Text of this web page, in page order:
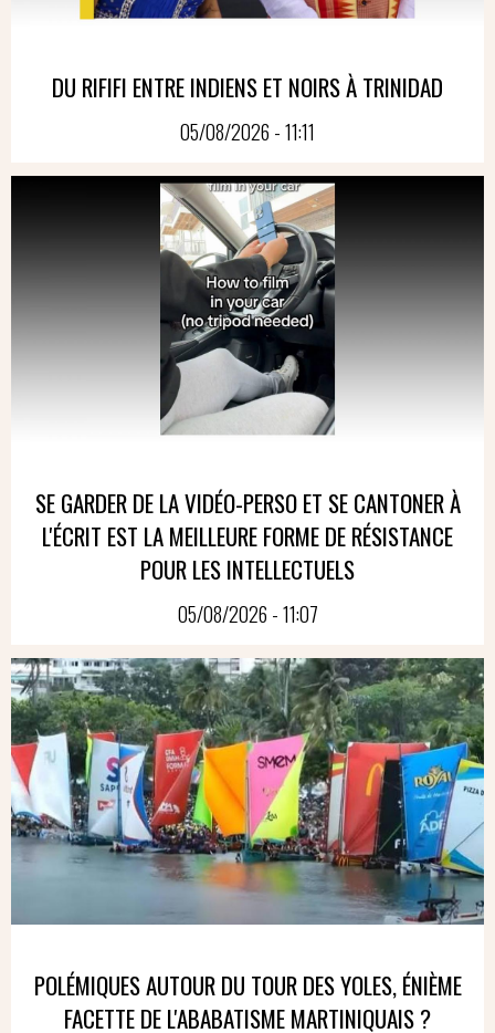
DU RIFIFI ENTRE INDIENS ET NOIRS À TRINIDAD
05/08/2026 - 11:11
SE GARDER DE LA VIDÉO-PERSO ET SE CANTONER À
L'ÉCRIT EST LA MEILLEURE FORME DE RÉSISTANCE
POUR LES INTELLECTUELS
05/08/2026 - 11:07
POLÉMIQUES AUTOUR DU TOUR DES YOLES, ÉNIÈME
FACETTE DE L'ABABATISME MARTINIQUAIS ?